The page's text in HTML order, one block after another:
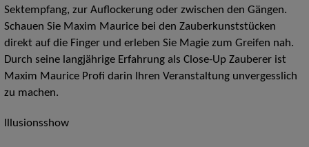
Sektempfang, zur Auflockerung oder zwischen den Gängen.
Schauen Sie Maxim Maurice bei den Zauberkunststücken
direkt auf die Finger und erleben Sie Magie zum Greifen nah.
Durch seine langjährige Erfahrung als Close-Up Zauberer ist
Maxim Maurice Profi darin Ihren Veranstaltung unvergesslich
zu machen.
Illusionsshow